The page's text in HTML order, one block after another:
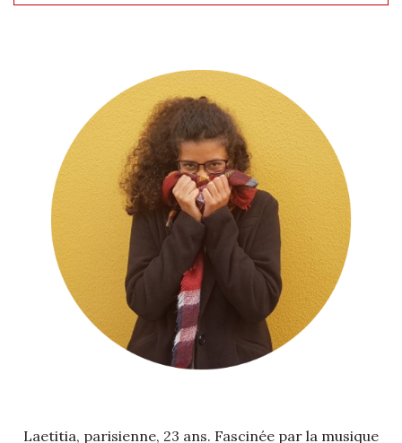
Laetitia, parisienne, 23 ans. Fascinée par la musique